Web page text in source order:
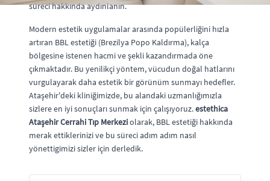
süreci hakkında aydınlanın.
Modern estetik uygulamalar arasında popülerliğini hızla
artıran BBL estetiği (Brezilya Popo Kaldırma), kalça
bölgesine istenen hacmi ve şekli kazandırmada öne
çıkmaktadır. Bu yenilikçi yöntem, vücudun doğal hatlarını
vurgulayarak daha estetik bir görünüm sunmayı hedefler.
Ataşehir'deki kliniğimizde, bu alandaki uzmanlığımızla
sizlere en iyi sonuçları sunmak için çalışıyoruz.estethica
Ataşehir Cerrahi Tıp Merkeziolarak, BBL estetiği hakkında
merak ettiklerinizi ve bu süreci adım adım nasıl
yönettigimizi sizler için derledik.